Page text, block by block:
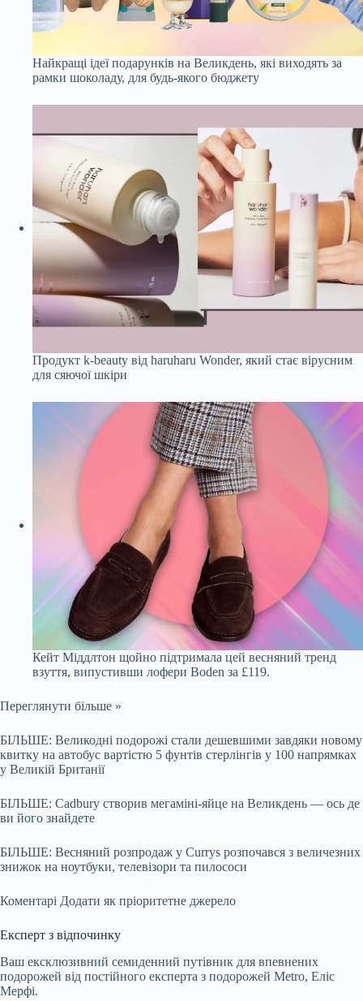
Найкращі ідеї подарунків на Великдень, які виходять за
рамки шоколаду, для будь-якого бюджету
Продукт k-beauty від haruharu Wonder, який стає вірусним
для сяючої шкіри
Кейт Міддлтон щойно підтримала цей весняний тренд
взуття, випустивши лофери Boden за £119.
Переглянути більше »
БІЛЬШЕ: Великодні подорожі стали дешевшими завдяки новому
квитку на автобус вартістю 5 фунтів стерлінгів у 100 напрямках
у Великій Британії
БІЛЬШЕ: Cadbury створив мегаміні-яйце на Великдень — ось де
ви його знайдете
БІЛЬШЕ: Весняний розпродаж у Currys розпочався з величезних
знижок на ноутбуки, телевізори та пилососи
Коментарі Додати як пріоритетне джерело
Експерт з відпочинку
Ваш ексклюзивний семиденний путівник для впевнених
подорожей від постійного експерта з подорожей Metro, Еліс
Мерфі.